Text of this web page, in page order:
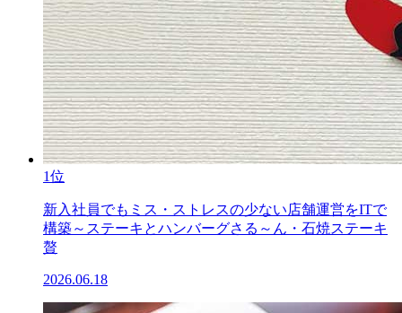
1位
新入社員でもミス・ストレスの少ない店舗運営をITで
構築～ステーキとハンバーグさる～ん・石焼ステーキ
贅
2026.06.18